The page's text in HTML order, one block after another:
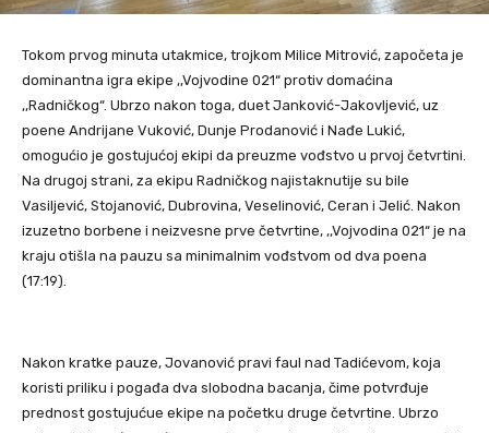
Tokom prvog minuta utakmice, trojkom Milice Mitrović, započeta je
dominantna igra ekipe ,,Vojvodine 021“ protiv domaćina
,,Radničkog“. Ubrzo nakon toga, duet Janković-Jakovljević, uz
poene Andrijane Vuković, Dunje Prodanović i Nađe Lukić,
omogućio je gostujućoj ekipi da preuzme vođstvo u prvoj četvrtini.
Na drugoj strani, za ekipu Radničkog najistaknutije su bile
Vasiljević, Stojanović, Dubrovina, Veselinović, Ceran i Jelić. Nakon
izuzetno borbene i neizvesne prve četvrtine, ,,Vojvodina 021“ je na
kraju otišla na pauzu sa minimalnim vođstvom od dva poena
(17:19).
Nakon kratke pauze, Jovanović pravi faul nad Tadićevom, koja
koristi priliku i pogađa dva slobodna bacanja, čime potvrđuje
prednost gostujućue ekipe na početku druge četvrtine. Ubrzo